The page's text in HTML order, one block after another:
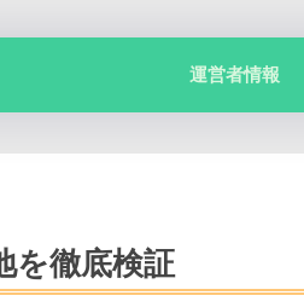
運営者情報
を徹底検証